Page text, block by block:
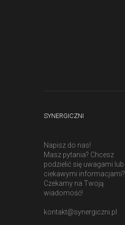
SYNERGICZNI
Napisz do nas!
Masz pytania? Chcesz
podzielić się uwagami lub
ciekawymi informacjami?
Czekamy na Twoją
wiadomość!
kontakt@synergiczni.pl